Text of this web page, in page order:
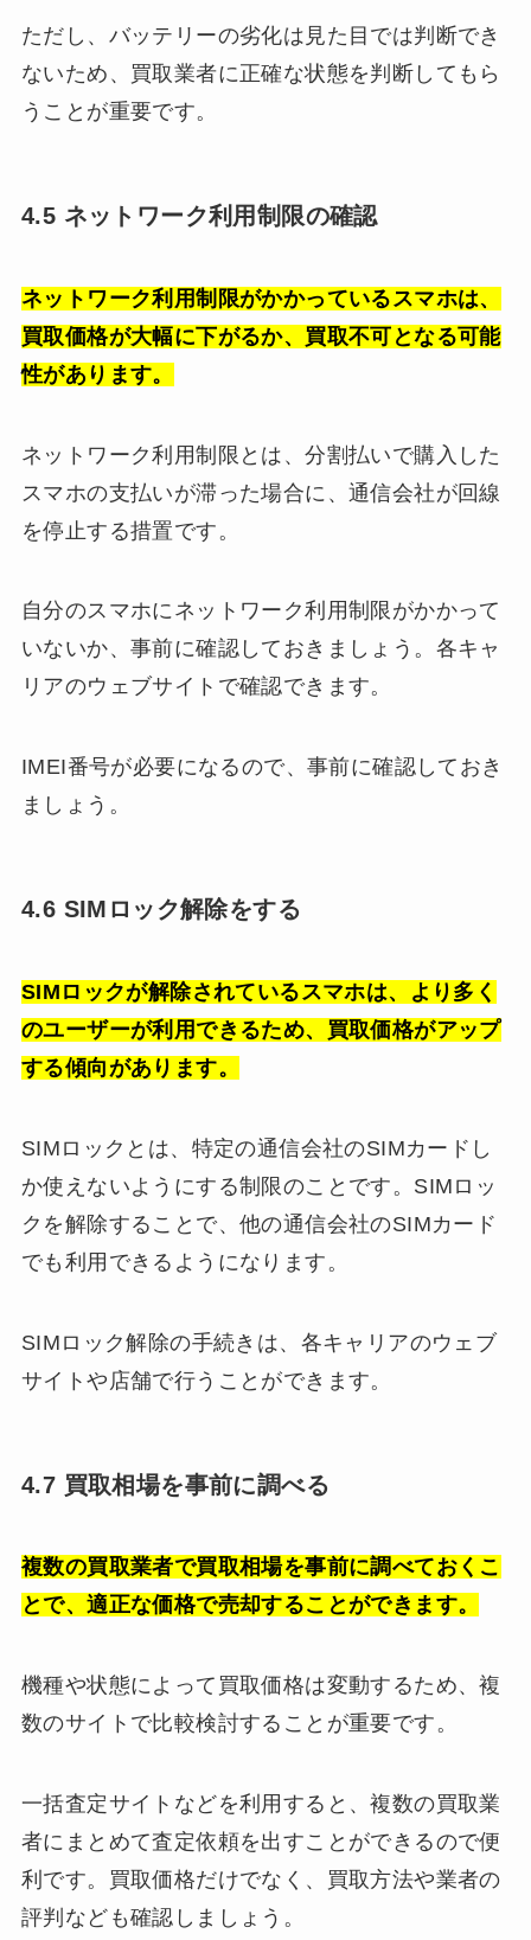
ただし、バッテリーの劣化は見た目では判断でき
ないため、買取業者に正確な状態を判断してもら
うことが重要です。
4.5 ネットワーク利用制限の確認
ネットワーク利用制限がかかっているスマホは、
買取価格が大幅に下がるか、買取不可となる可能
性があります。
ネットワーク利用制限とは、分割払いで購入した
スマホの支払いが滞った場合に、通信会社が回線
を停止する措置です。
自分のスマホにネットワーク利用制限がかかって
いないか、事前に確認しておきましょう。各キャ
リアのウェブサイトで確認できます。
IMEI番号が必要になるので、事前に確認しておき
ましょう。
4.6 SIMロック解除をする
SIMロックが解除されているスマホは、より多く
のユーザーが利用できるため、買取価格がアップ
する傾向があります。
SIMロックとは、特定の通信会社のSIMカードし
か使えないようにする制限のことです。SIMロッ
クを解除することで、他の通信会社のSIMカード
でも利用できるようになります。
SIMロック解除の手続きは、各キャリアのウェブ
サイトや店舗で行うことができます。
4.7 買取相場を事前に調べる
複数の買取業者で買取相場を事前に調べておくこ
とで、適正な価格で売却することができます。
機種や状態によって買取価格は変動するため、複
数のサイトで比較検討することが重要です。
一括査定サイトなどを利用すると、複数の買取業
者にまとめて査定依頼を出すことができるので便
利です。買取価格だけでなく、買取方法や業者の
評判なども確認しましょう。